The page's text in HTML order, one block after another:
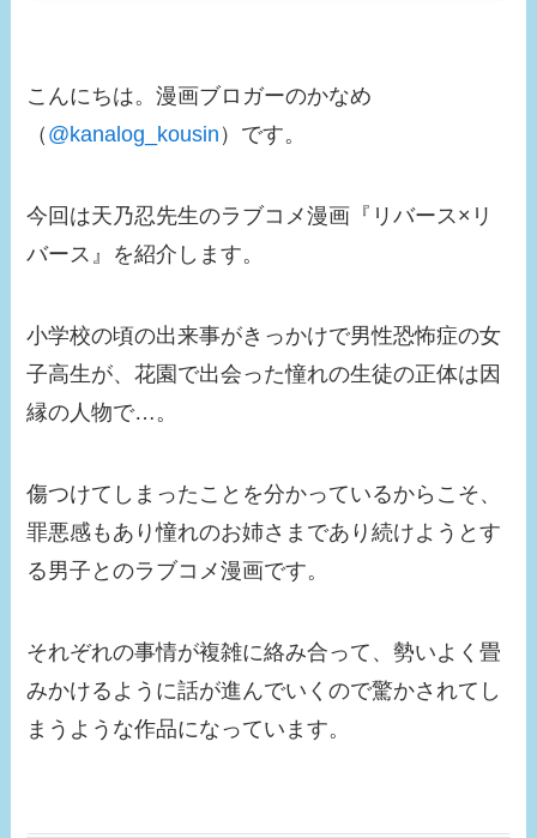
こんにちは。漫画ブロガーのかなめ
（ @kanalog_kousin ）です。
今回は天乃忍先生のラブコメ漫画『リバース×リ
バース』を紹介します。
小学校の頃の出来事がきっかけで男性恐怖症の女
子高生が、花園で出会った憧れの生徒の正体は因
縁の人物で…。
傷つけてしまったことを分かっているからこそ、
罪悪感もあり憧れのお姉さまであり続けようとす
る男子とのラブコメ漫画です。
それぞれの事情が複雑に絡み合って、勢いよく畳
みかけるように話が進んでいくので驚かされてし
まうような作品になっています。